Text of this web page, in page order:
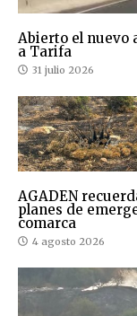
Abierto el nuevo
a Tarifa
31 julio 2026
AGADEN
planes de
comarca
4 agosto 2026